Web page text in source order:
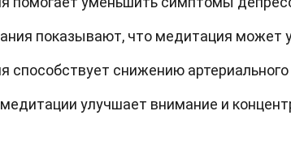
показывают, что медитация может
способствует снижению
медитации улучшает внимание и